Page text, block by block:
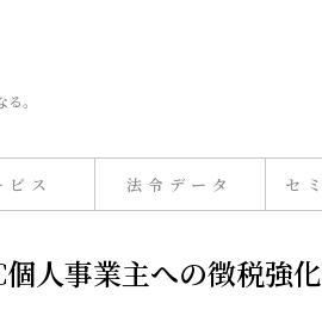
。
ビス 法令データ セ
人事業主への徴税強化